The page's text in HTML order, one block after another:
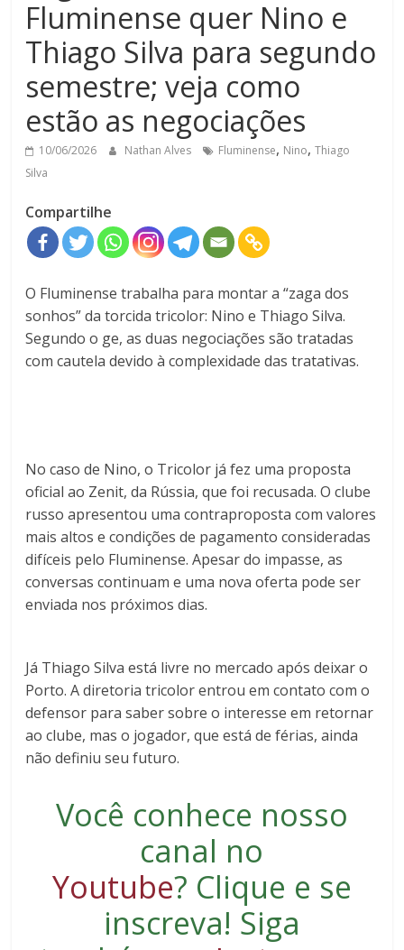
Fluminense quer Nino e
Thiago Silva para segundo
semestre; veja como
estão as negociações
10/06/2026 Nathan Alves Fluminense, Nino,Thiago
Silva
Compartilhe
O Fluminense trabalha para montar a “zaga dos
sonhos” da torcida tricolor: Nino e Thiago Silva.
Segundo o ge, as duas negociações são tratadas
com cautela devido à complexidade das tratativas.
No caso de Nino, o Tricolor já fez uma proposta
oficial ao Zenit, da Rússia, que foi recusada. O clube
russo apresentou uma contraproposta com valores
mais altos e condições de pagamento consideradas
difíceis pelo Fluminense. Apesar do impasse, as
conversas continuam e uma nova oferta pode ser
enviada nos próximos dias.
Já Thiago Silva está livre no mercado após deixar o
Porto. A diretoria tricolor entrou em contato com o
defensor para saber sobre o interesse em retornar
ao clube, mas o jogador, que está de férias, ainda
não definiu seu futuro.
Você conhece nosso
canal no
Youtube? Clique e se
inscreva! Siga